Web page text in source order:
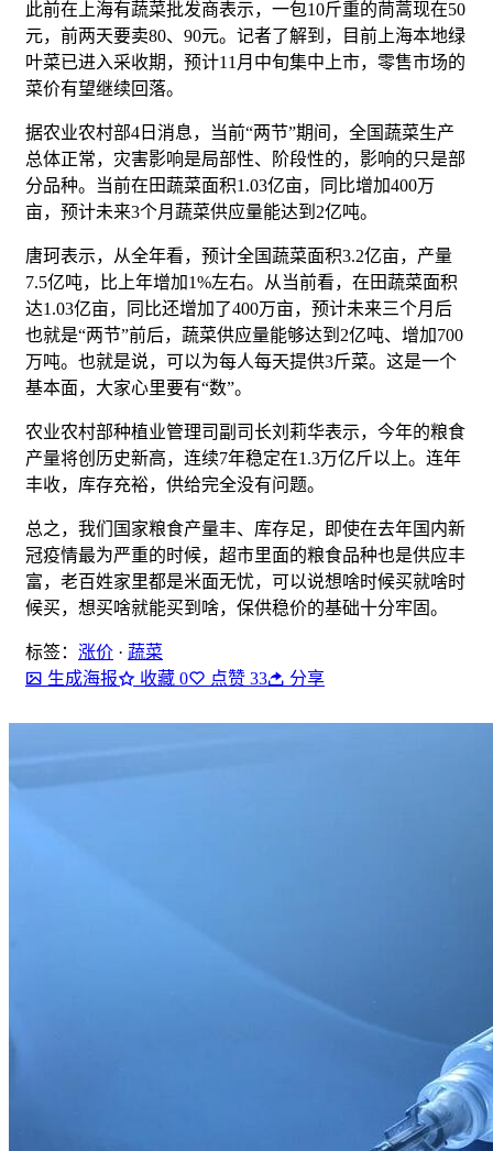
此前在上海有蔬菜批发商表示，一包10斤重的茼蒿现在50
元，前两天要卖80、90元。记者了解到，目前上海本地绿
叶菜已进入采收期，预计11月中旬集中上市，零售市场的
菜价有望继续回落。
据农业农村部4日消息，当前“两节”期间，全国蔬菜生产
总体正常，灾害影响是局部性、阶段性的，影响的只是部
分品种。当前在田蔬菜面积1.03亿亩，同比增加400万
亩，预计未来3个月蔬菜供应量能达到2亿吨。
唐珂表示，从全年看，预计全国蔬菜面积3.2亿亩，产量
7.5亿吨，比上年增加1%左右。从当前看，在田蔬菜面积
达1.03亿亩，同比还增加了400万亩，预计未来三个月后
也就是“两节”前后，蔬菜供应量能够达到2亿吨、增加700
万吨。也就是说，可以为每人每天提供3斤菜。这是一个
基本面，大家心里要有“数”。
农业农村部种植业管理司副司长刘莉华表示，今年的粮食
产量将创历史新高，连续7年稳定在1.3万亿斤以上。 连年
丰收，库存充裕，供给完全没有问题。
总之，我们国家粮食产量丰、库存足，即使在去年国内新
冠疫情最为严重的时候，超市里面的粮食品种也是供应丰
富，老百姓家里都是米面无忧， 可以说想啥时候买就啥时
候买，想买啥就能买到啥，保供稳价的基础十分牢固。
标签： 涨价 · 蔬菜
生成海报
收藏 0 点赞 33 分享